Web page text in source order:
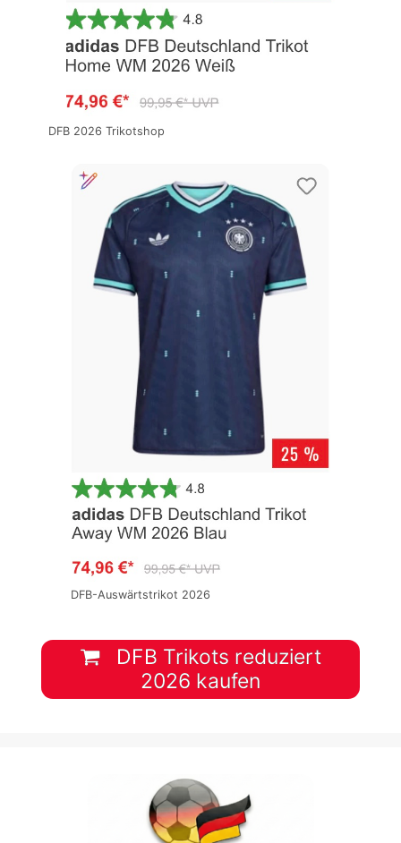
DFB 2026 Trikotshop
DFB-Auswärtstrikot 2026
DFB Trikots reduziert
2026 kaufen